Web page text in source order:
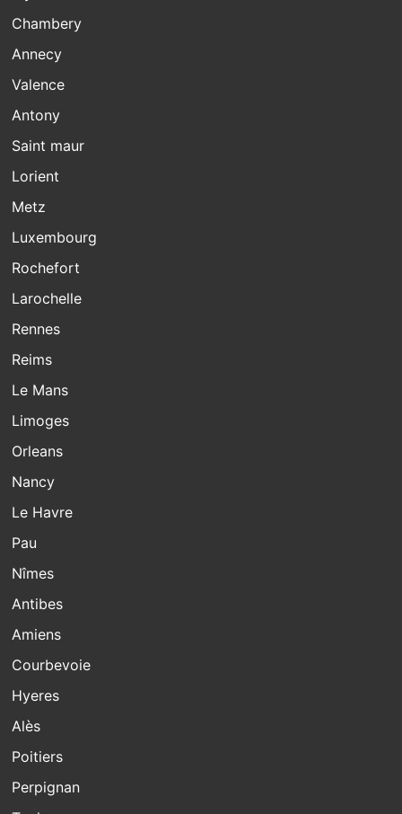
Chambery
Annecy
Valence
Antony
Saint maur
Lorient
Metz
Luxembourg
Rochefort
Larochelle
Rennes
Reims
Le Mans
Limoges
Orleans
Nancy
Le Havre
Pau
Nîmes
Antibes
Amiens
Courbevoie
Hyeres
Alès
Poitiers
Perpignan